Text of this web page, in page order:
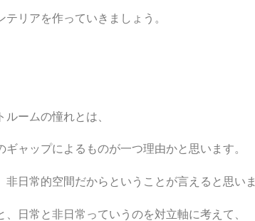
テリアを作っていきましょう。
ームの憧れとは、
ギャップによるものが一つ理由かと思います。
非日常的空間だからということが言えると思いま
、日常と非日常っていうのを対立軸に考えて、